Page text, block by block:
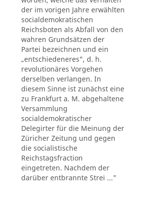
der im vorigen Jahre erwählten
socialdemokratischen
Reichsboten als Abfall von den
wahren Grundsätzen der
Partei bezeichnen und ein
„entschiedeneres", d. h.
revolutionäres Vorgehen
derselben verlangen. In
diesem Sinne ist zunächst eine
zu Frankfurt a. M. abgehaltene
Versammlung
socialdemokratischer
Delegirter für die Meinung der
Züricher Zeitung und gegen
die socialistische
Reichstagsfraction
eingetreten. Nachdem der
darüber entbrannte Strei ..."